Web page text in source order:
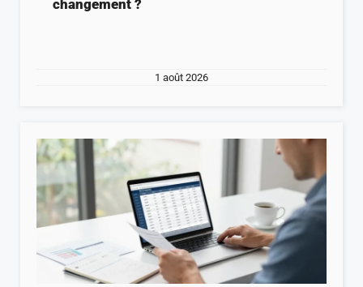
changement ?
1 août 2026